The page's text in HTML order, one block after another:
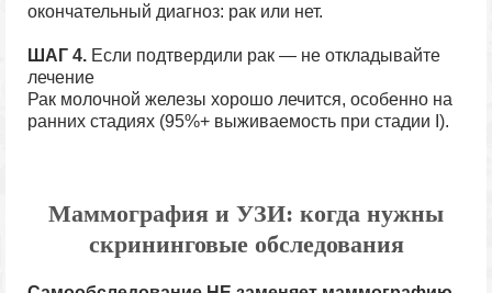
окончательный диагноз: рак или нет.
ШАГ 4. Если подтвердили рак — не откладывайте
лечение
Рак молочной железы хорошо лечится, особенно на
ранних стадиях (95%+ выживаемость при стадии I).
Маммография и УЗИ: когда нужны
скрининговые обследования